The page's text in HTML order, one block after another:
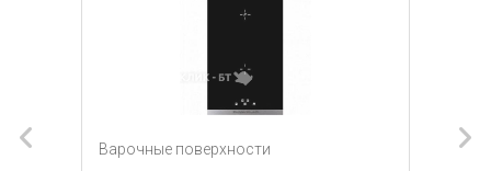
Варочные поверхности
Варочные поверхности